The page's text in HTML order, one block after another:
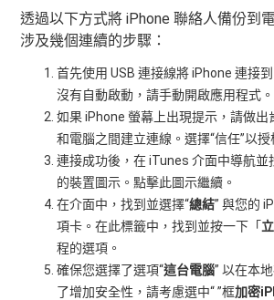
透過以下方式將 iPhone 聯絡人備份到
涉及幾個連續的步驟：
首先使用 USB 連接線將 iPhone 連接
沒有自動啟動，請手動開啟應用程式。
如果 iPhone 螢幕上出現提示，請做出
和電腦之間建立連線。選擇“信任”以授
連接成功後，在 iTunes 介面中導航並
的裝置圖示。點擊此圖示繼續。
在介面中，找到並選擇“總結” 與您的
項卡。在此標籤中，找到並按一下「
程的選項。
確保您選擇了選項“這台電腦” 以在本
了增加安全性，請考慮選中“ ”框加密